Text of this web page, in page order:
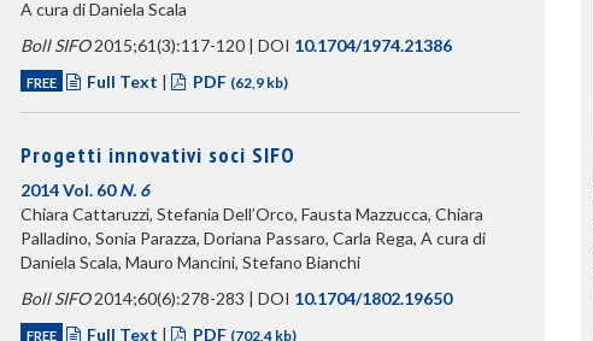
A cura di Daniela Scala
Boll SIFO2015;61(3):117-120 | DOI 10.1704/1974.21386
FREE Full Text | PDF (62,9 kb)
Progetti innovativi soci SIFO
2014 Vol. 60N. 6
Chiara Cattaruzzi, Stefania Dell’Orco, Fausta Mazzucca, Chiara
Palladino, Sonia Parazza, Doriana Passaro, Carla Rega, A cura di
Daniela Scala, Mauro Mancini, Stefano Bianchi
Boll SIFO2014;60(6):278-283 | DOI 10.1704/1802.19650
FREE Full Text | PDF (702,4 kb)